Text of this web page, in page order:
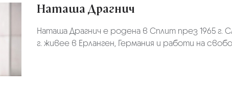
Наташа Драгнич
Наташа Драгнич е родена в Сплит през 1965 г.
г. живее в Ерланген, Германия и работи на